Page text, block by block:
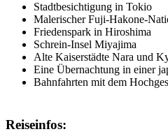
Stadtbesichtigung in Tokio
Malerischer Fuji-Hakone-
Friedenspark in Hiroshima
Schrein-Insel Miyajima
Alte Kaiserstädte Nara und
Eine Übernachtung in einer
Bahnfahrten mit dem
Reiseinfos: